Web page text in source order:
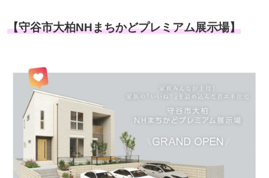
【守谷市大柏NHまちかどプレミアム展示場】